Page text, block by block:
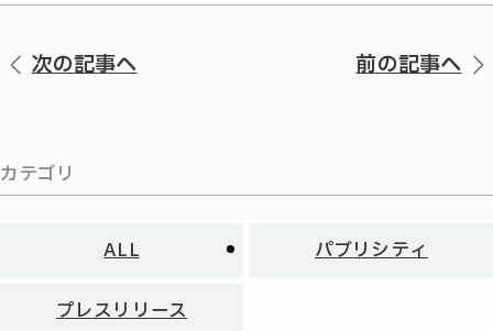
次の記事へ 前の記事へ
カテゴリ
ALL パブリシティ
プレスリリース